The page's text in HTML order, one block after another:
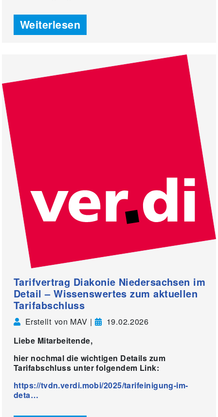
Weiterlesen
Tarifvertrag Diakonie Niedersachsen im
Detail – Wissenswertes zum aktuellen
Tarifabschluss
Erstellt von MAV | 19.02.2026
Liebe Mitarbeitende,
hier nochmal die wichtigen Details zum
Tarifabschluss unter folgendem Link:
https://tvdn.verdi.mobi/2025/tarifeinigung-im-
deta…